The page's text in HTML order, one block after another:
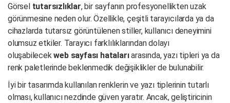
Görsel tutarsızlıklar, bir sayfanın profesyonellikten uzak
görünmesine neden olur. Özellikle, çeşitli tarayıcılarda ya da
cihazlarda tutarsız görüntülenen stiller, kullanıcı deneyimini
olumsuz etkiler. Tarayıcı farklılıklarından dolayı
oluşabilecekweb sayfası hatalarıarasında, yazı tipleri ya da
renk paletlerinde beklenmedik değişiklikler de bulunabilir.
İyi bir tasarımda kullanılan renklerin ve yazı tiplerinin tutarlı
olması, kullanıcı nezdinde güven yaratır. Ancak, geliştiricinin